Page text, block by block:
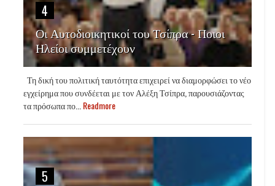
4
Οι Αυτοδιοικητικοί του Τσίπρα - Ποιοι
Ηλείοι συμμετέχουν
Τη δική του πολιτική ταυτότητα επιχειρεί να διαμορφώσει το νέο
εγχείρημα που συνδέεται με τον Αλέξη Τσίπρα, παρουσιάζοντας
τα πρόσωπα πο... Readmore
5